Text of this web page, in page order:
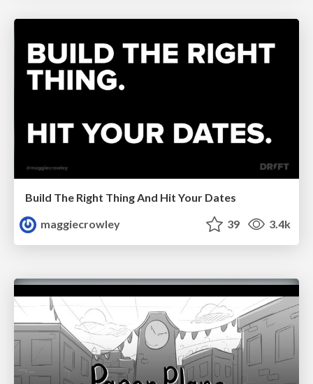
Build The Right Thing And Hit Your Dates
maggiecrowley
39 3.4k